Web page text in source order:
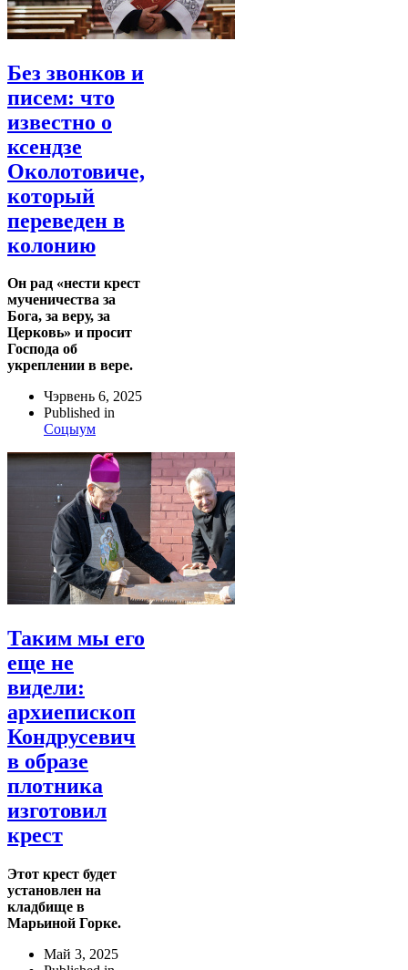
Без звонков и
писем: что
известно о
ксендзе
Околотовиче,
который
переведен в
колонию
Он рад «нести крест
мученичества за
Бога, за веру, за
Церковь» и просит
Господа об
укреплении в вере.
Чэрвень 6, 2025
Published in
Соцыум
Таким мы его
еще не
видели:
архиепископ
Кондрусевич
в образе
плотника
изготовил
крест
Этот крест будет
установлен на
кладбище в
Марьиной Горке.
Май 3, 2025